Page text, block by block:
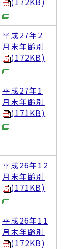
平成27年2
月末年齢別
(172KB)
平成27年1
月末年齢別
(171KB)
平成26年12
月末年齢別
(171KB)
平成26年11
月末年齢別
(172KB)